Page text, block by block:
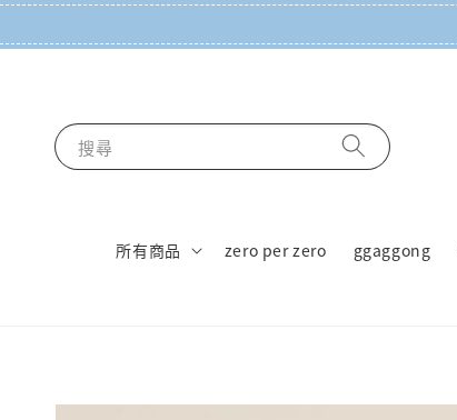
搜尋
所有商品 zero per zero ggaggong